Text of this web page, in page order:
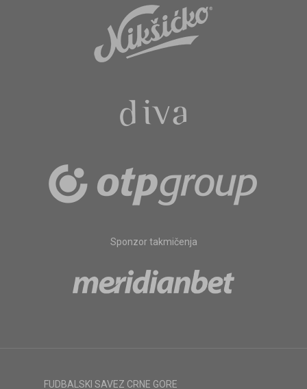
Sponzor takmičenja
FUDBALSKI SAVEZ CRNE GORE